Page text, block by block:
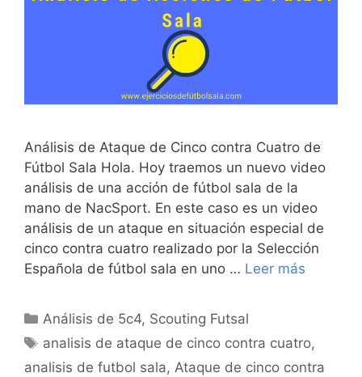
Análisis de Ataque de Cinco contra Cuatro de
Fútbol Sala Hola. Hoy traemos un nuevo video
análisis de una acción de fútbol sala de la
mano de NacSport. En este caso es un video
análisis de un ataque en situación especial de
cinco contra cuatro realizado por la Selección
Española de fútbol sala en uno … Leer más
Categorías
Análisis de 5c4, Scouting Futsal
Etiquetas
analisis de ataque de cinco contra cuatro,
analisis de futbol sala, Ataque de cinco contra